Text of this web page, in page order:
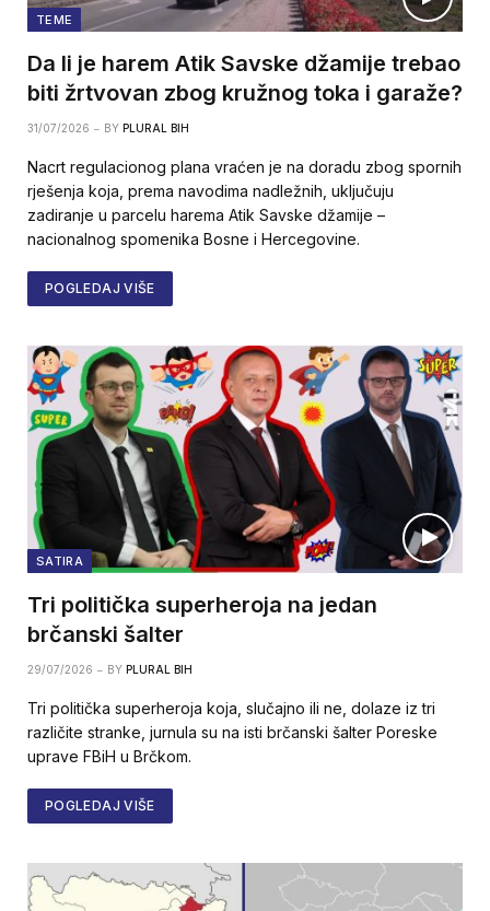
TEME
Da li je harem Atik Savske džamije trebao
biti žrtvovan zbog kružnog toka i garaže?
31/07/2026 BY PLURAL BIH
Nacrt regulacionog plana vraćen je na doradu zbog spornih
rješenja koja, prema navodima nadležnih, uključuju
zadiranje u parcelu harema Atik Savske džamije –
nacionalnog spomenika Bosne i Hercegovine.
POGLEDAJ VIŠE
SATIRA
Tri politička superheroja na jedan
brčanski šalter
29/07/2026 BY PLURAL BIH
Tri politička superheroja koja, slučajno ili ne, dolaze iz tri
različite stranke, jurnula su na isti brčanski šalter Poreske
uprave FBiH u Brčkom.
POGLEDAJ VIŠE